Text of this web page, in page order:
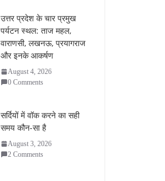
उत्तर प्रदेश के चार प्रमुख
पर्यटन स्थल: ताज महल,
वाराणसी, लखनऊ, प्रयागराज
और इनके आकर्षण
August 4, 2026
0 Comments
सर्दियों में वॉक करने का सही
समय कौन-सा है
August 3, 2026
2 Comments